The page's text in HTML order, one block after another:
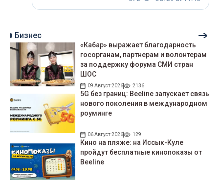
Бизнес
«Кабар» выражает благодарность
госорганам, партнерам и волонтерам
за поддержку форума СМИ стран
ШОС
09 Август 2026 2136
5G без границ: Beeline запускает связь
нового поколения в международном
роуминге
06 Август 2026 129
Кино на пляже: на Иссык-Куле
пройдут беcплатные кинопоказы от
Beeline